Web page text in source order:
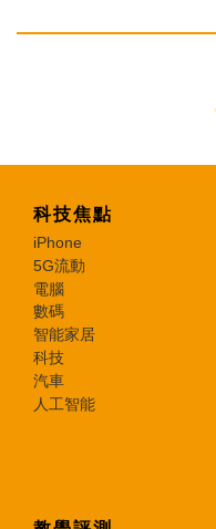
科技焦點
iPhone
5G流動
電腦
數碼
智能家居
科技
汽車
人工智能